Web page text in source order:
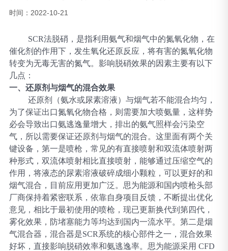
时间：2022-10-21
SCR法脱硝，是指利用氨气和烟气中的氮氧化物，在
催化剂的作用下，发生氧化还原反应，将有害的氮氧化物
转变为无毒无害的氮气。影响脱硝效果的因素主要有以下
几点：
一、还原剂与烟气的混合效果
还原剂（氨水或尿素溶液）与烟气若不能混合均匀，
为了保证出口氮氧化物合格，则需要加大喷氨量，这样势
必会导致出口氨逃逸量增大，排出的氨气照样会污染空
气，所以需要保证还原剂与烟气的混合。这里面有两个关
键设备，第一是喷枪，常见的有直接喷射和双流体喷射两
种形式，双流体喷射相比直接喷射，能够通过压缩空气的
作用，将液态的尿素溶液破碎成细小颗粒，可以更好的和
烟气混合，目前应用更加广泛。思为能源和国内喷枪头部
厂商保持着紧密联系，依靠自身项目反馈，不断提出优化
意见，相比于最初使用的喷枪，现已更新换代到第四代，
雾化效果，防堵塞能力等均达到国内一流水平。第二是烟
气混合器，混合器是SCR系统的核心部件之一，混合效果
好坏，直接影响脱硝效率和氨逃逸率。思为能源采用 CFD